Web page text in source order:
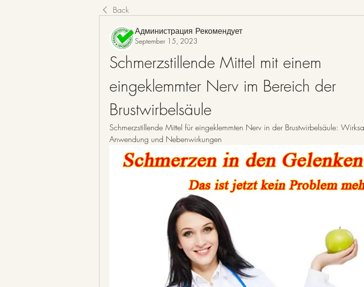
Back
Администрация Рекомендует
September 15, 2023
Schmerzstillende Mittel mit einem
eingeklemmter Nerv im Bereich der
Brustwirbelsäule
Schmerzstillende Mittel für eingeklemmten Nerv in der Brustwirbelsäule:
Anwendung und Nebenwirkungen